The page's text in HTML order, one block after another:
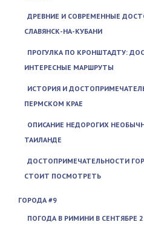
ДРЕВНИЕ И СОВРЕМЕННЫЕ
СЛАВЯНСК-НА-КУБАНИ
ПРОГУЛКА ПО КРОНШТАДТУ:
ИНТЕРЕСНЫЕ МАРШРУТЫ
ИСТОРИЯ И
ПЕРМСКОМ КРАЕ
ОПИСАНИЕ НЕДОРОГИХ
ТАИЛАНДЕ
ДОСТОПРИМЕЧАТЕЛЬНОСТИ
СТОИТ ПОСМОТРЕТЬ
ГОРОДА #9
ПОГОДА В РИМИНИ В СЕНТЯБРЕ